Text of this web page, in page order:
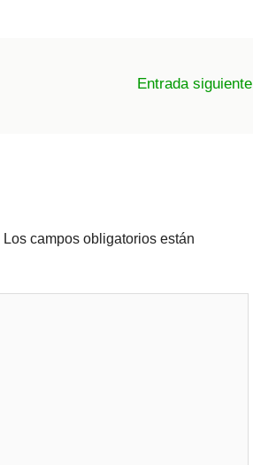
Entrada siguiente
Los campos obligatorios están